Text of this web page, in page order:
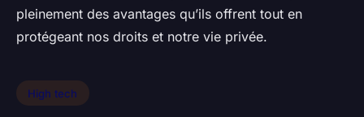
pleinement des avantages qu’ils offrent tout en
protégeant nos droits et notre vie privée.
High tech